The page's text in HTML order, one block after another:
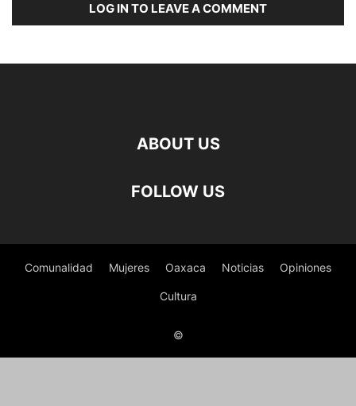
LOG IN TO LEAVE A COMMENT
ABOUT US
FOLLOW US
Comunalidad Mujeres Oaxaca Noticias Opiniones
Cultura
©